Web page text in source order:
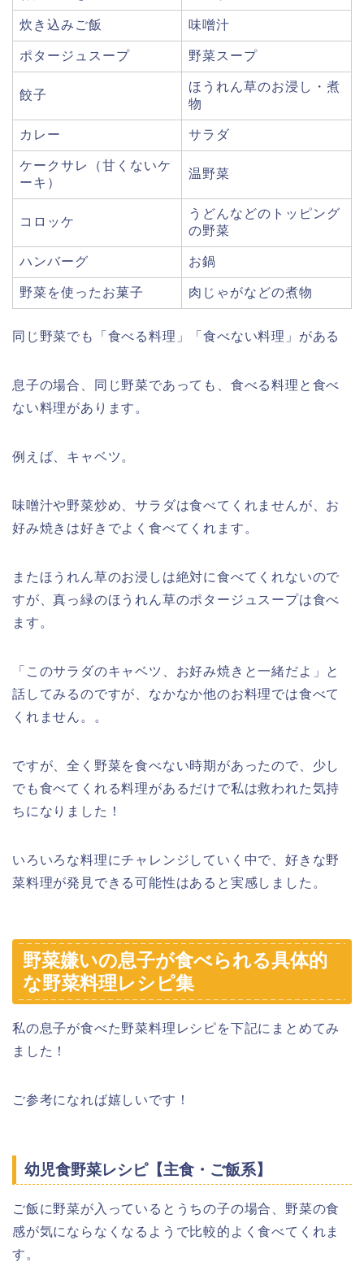
炊き込みご飯 味噌汁
ポタージュスープ 野菜スープ
餃子
ほうれん草のお浸し・煮
物
カレー サラダ
ケークサレ（甘くないケ
ーキ）
温野菜
コロッケ
うどんなどのトッピング
の野菜
ハンバーグ お鍋
野菜を使ったお菓子 肉じゃがなどの煮物
同じ野菜でも「食べる料理」「食べない料理」がある
息子の場合、同じ野菜であっても、食べる料理と食べ
ない料理があります。
例えば、キャベツ。
味噌汁や野菜炒め、サラダは食べてくれませんが、お
好み焼きは好きでよく食べてくれます。
またほうれん草のお浸しは絶対に食べてくれないので
すが、真っ緑のほうれん草のポタージュスープは食べ
ます。
「このサラダのキャベツ、お好み焼きと一緒だよ」と
話してみるのですが、なかなか他のお料理では食べて
くれません。。
ですが、全く野菜を食べない時期があったので、少し
でも食べてくれる料理があるだけで私は救われた気持
ちになりました！
いろいろな料理にチャレンジしていく中で、好きな野
菜料理が発見できる可能性はあると実感しました。
野菜嫌いの息子が食べられる具体的
な野菜料理レシピ集
私の息子が食べた野菜料理レシピを下記にまとめてみ
ました！
ご参考になれば嬉しいです！
幼児食野菜レシピ【主食・ご飯系】
ご飯に野菜が入っているとうちの子の場合、野菜の食
感が気にならなくなるようで比較的よく食べてくれま
す。